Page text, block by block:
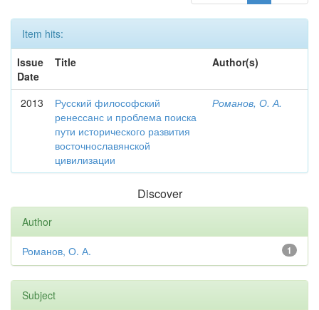
Item hits:
Issue
Date
Title Author(s)
2013
Русский философский
ренессанс и проблема поиска
пути исторического развития
восточнославянской
цивилизации
Романов, О. А.
Discover
Author
1
Романов, О. А.
Subject